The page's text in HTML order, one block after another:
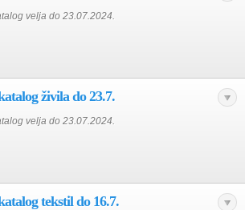
velja do 23.07.2024.
živila do 23.7.
velja do 23.07.2024.
tekstil do 16.7.